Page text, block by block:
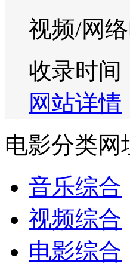
视频/网
收录时间
网站详情
电影分类网
音乐综合
视频综合
电影综合